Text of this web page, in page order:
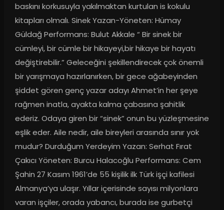
baskını korkusuyla yakılmaktan kurtulan is kokulu
kitapları olmalı. Sinek Yazan-Yöneten: Hümay
Güldağ Performans: Bulut Akkale “ Bir sinek bir
cümleyi, bir cümle bir hikayeyi,bir hikaye bir hayatı
değiştirebilir.” Geleceğini şekillendirecek çok önemli
bir yarışmaya hazırlanırken, bir gece ağabeyinden
şiddet gören genç yazar adayı Ahmet’in her şeye
rağmen inatla, ayakta kalma çabasına şahitlik
ederiz. Odaya giren bir “sinek” onun bu yüzleşmesine
eşlik eder. Aile nedir, aile bireyleri arasında sınır yok
mudur? Durduğum Yerdeyim Yazan: Serhat Fırat
Çakıcı Yöneten: Burcu Halacoğlu Performans: Cem
Şahin 27 Kasım 1961’de 55 kişilik ilk Türk işçi kafilesi
Almanya’ya ulaşır. Yıllar içerisinde sayısı milyonlara
varan işçiler, orada yabancı, burada ise gurbetçi